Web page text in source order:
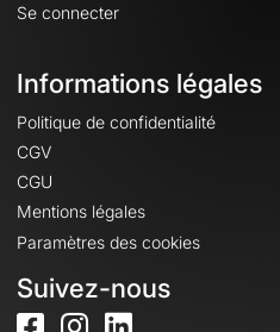
Se connecter
Informations légales
Politique de confidentialité
CGV
CGU
Mentions légales
Paramètres des cookies
Suivez-nous